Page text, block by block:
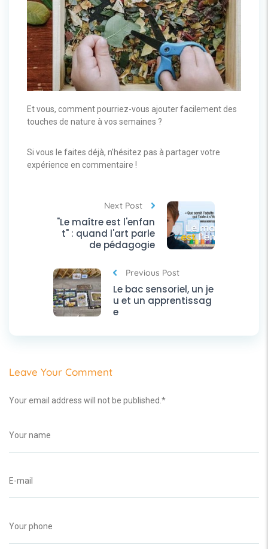
Et vous, comment pourriez-vous ajouter facilement des
touches de nature à vos semaines ?
Si vous le faites déjà, n’hésitez pas à partager votre
expérience en commentaire !
Previous Post
Le bac sensoriel, un je
u et un apprentissag
e
Next Post
"Le maître est l'enfan
t" : quand l'art parle
de pédagogie
Leave Your Comment
Your email address will not be published. *